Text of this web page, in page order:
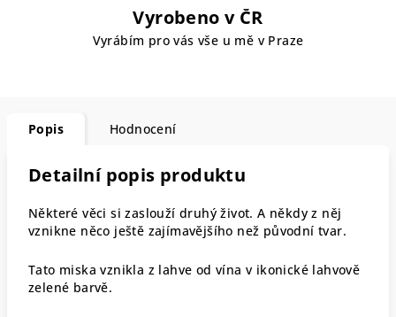
Vyrobeno v ČR
Vyrábím pro vás vše u mě v Praze
Popis Hodnocení
Detailní popis produktu
Některé věci si zaslouží druhý život. A někdy z něj
vznikne něco ještě zajímavějšího než původní tvar.
Tato miska vznikla z lahve od vína v ikonické lahvově
zelené barvě.